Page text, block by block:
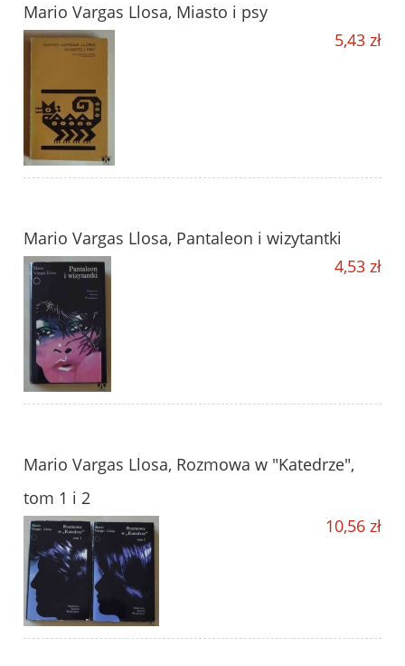
Mario Vargas Llosa, Miasto i psy
5,43 zł
Mario Vargas Llosa, Pantaleon i wizytantki
4,53 zł
Mario Vargas Llosa, Rozmowa w "Katedrze",
tom 1 i 2
10,56 zł